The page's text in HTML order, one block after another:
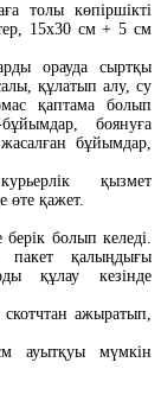
толы көпіршікті
15х30 см + 5 см
орауда сыртқы
құлатып алу, су
қаптама болып
боянуға
бұйымдар,
қызмет
өте қажет.
болып келеді.
пакет қалыңдығы
құлау кезінде
ажыратып,
ауытқуы мүмкін